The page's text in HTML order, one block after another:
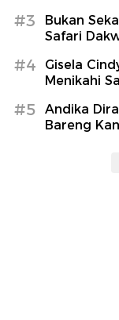
#3
Bukan
Safari
#4
Gisela
Menikahi
#5
Andika
Bareng